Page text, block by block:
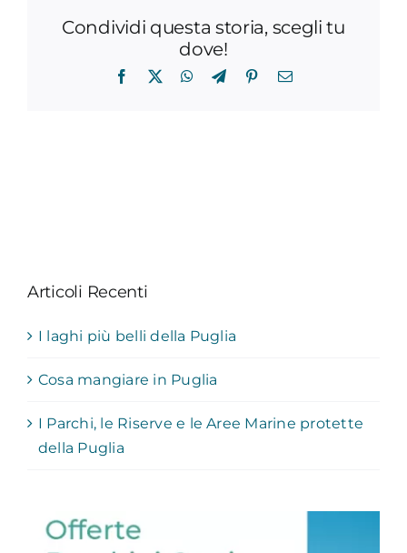
Condividi questa storia, scegli tu
dove!
Facebook
X WhatsApp
TelegramPinterestEmail
Articoli Recenti
I laghi più belli della Puglia
Cosa mangiare in Puglia
I Parchi, le Riserve e le Aree Marine protette
della Puglia